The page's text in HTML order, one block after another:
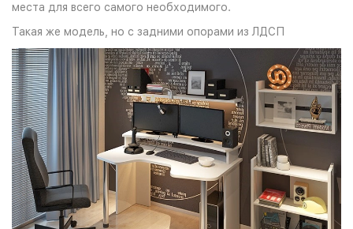
места для всего самого необходимого.
Такая же модель, но с задними опорами из ЛДСП